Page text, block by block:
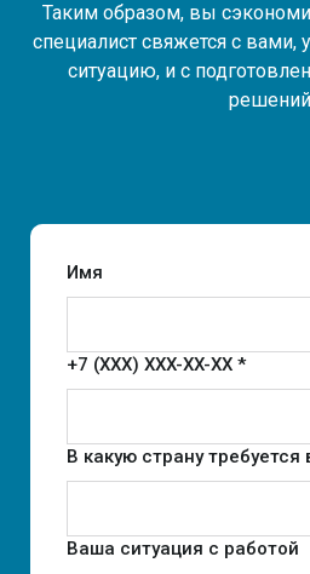
Таким образом, вы
специалист свяжется с вами,
ситуацию, и с
Имя
+7 (XXX) XXX-XX-XX *
В какую страну требуется
Ваша ситуация с работой